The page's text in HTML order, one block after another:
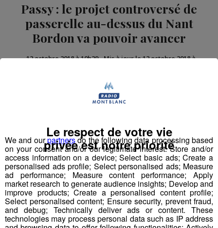
Passy : le projet controversé de
passerelle au-dessus du Nant
Bordon va pouvoir avancer
-12 octobre 2018 à 10h29-Mis à jour le 12 octobre 2018 à
A Passy, la construction de la passerelle
We and ourpartnersdo the following data processing based
on your consent and/or our legitimate interest: Store and/or
access information on a device; Select basic ads; Create a
personalised ads profile; Select personalised ads; Measure
ad performance; Measure content performance; Apply
market research to generate audience insights; Develop and
improve products; Create a personalised content profile;
Select personalised content; Ensure security, prevent fraud,
and debug; Technically deliver ads or content. These
technologies may process personal data such as IP address
Le respect de votre vie
privée est notre priorité